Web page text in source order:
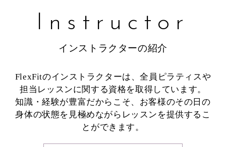
Instructor
インストラクターの紹介
FlexFitのインストラクターは、全員ピラティスや
担当レッスンに関する資格を取得しています。
知識・経験が豊富だからこそ、お客様のその日の
身体の状態を見極めながらレッスンを提供するこ
とができます。